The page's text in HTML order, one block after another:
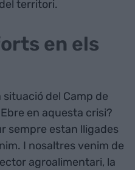
territori.
en els
del Camp de
en aquesta crisi?
sempre estan lligades
I nosaltres venim de
agroalimentari, la